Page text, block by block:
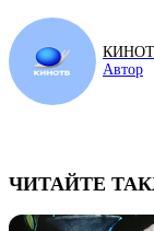
Автор
ЧИТАЙТЕ